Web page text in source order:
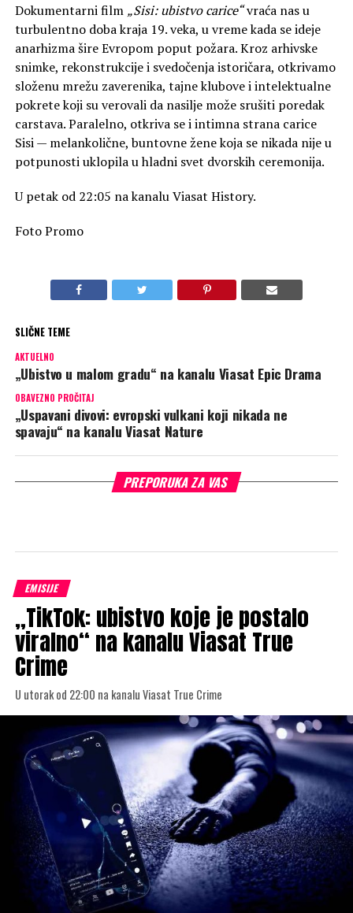
Dokumentarni film „Sisi: ubistvo carice“vraća nas u
turbulentno doba kraja 19. veka, u vreme kada se ideje
anarhizma šire Evropom poput požara. Kroz arhivske
snimke, rekonstrukcije i svedočenja istoričara, otkrivamo
složenu mrežu zaverenika, tajne klubove i intelektualne
pokrete koji su verovali da nasilje može srušiti poredak
carstava. Paralelno, otkriva se i intimna strana carice
Sisi — melankolične, buntovne žene koja se nikada nije u
potpunosti uklopila u hladni svet dvorskih ceremonija.
U petak od 22:05 na kanalu Viasat History.
Foto Promo
SLIČNE TEME
AKTUELNO
„Ubistvo u malom gradu“ na kanalu Viasat Epic Drama
OBAVEZNO PROČITAJ
„Uspavani divovi: evropski vulkani koji nikada ne
spavaju“ na kanalu Viasat Nature
PREPORUKA ZA VAS
EMISIJE
„TikTok: ubistvo koje je postalo
viralno“ na kanalu Viasat True
Crime
U utorak od 22:00 na kanalu Viasat True Crime